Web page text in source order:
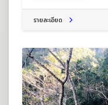
รายละเอียด